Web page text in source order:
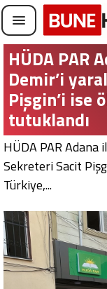
HÜDA PAR
Demir’i
Pişgin’i ise
tutuklandı
HÜDA PAR Adana
Sekreteri Sacit
Türkiye,...